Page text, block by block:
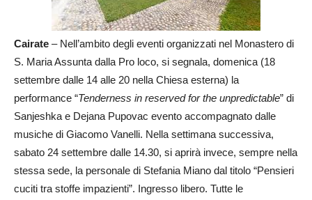
Cairate – Nell’ambito degli eventi organizzati nel Monastero di
S. Maria Assunta dalla Pro loco, si segnala, domenica (18
settembre dalle 14 alle 20 nella Chiesa esterna) la
performance “Tenderness in reserved for the unpredictable” di
Sanjeshka e Dejana Pupovac evento accompagnato dalle
musiche di Giacomo Vanelli. Nella settimana successiva,
sabato 24 settembre dalle 14.30, si aprirà invece, sempre nella
stessa sede, la personale di Stefania Miano dal titolo “Pensieri
cuciti tra stoffe impazienti”. Ingresso libero. Tutte le